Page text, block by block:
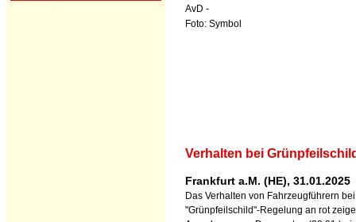
AvD -
Foto: Symbol
Verhalten bei
Frankfurt a.M. (HE), 31.01.2025
Das Verhalten von Fahrzeugführern
"Grünpfeilschild"-Regelung an rot